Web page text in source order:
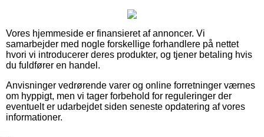
Vores hjemmeside er finansieret af annoncer. Vi
samarbejder med nogle forskellige forhandlere på nettet
hvori vi introducerer deres produkter, og tjener betaling hvis
du fuldfører en handel.
Anvisninger vedrørende varer og online forretninger værnes
om hyppigt, men vi tager forbehold for reguleringer der
eventuelt er udarbejdet siden seneste opdatering af vores
informationer.